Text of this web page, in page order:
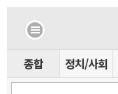
종합 정치/사회